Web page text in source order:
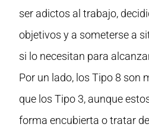
ser adictos al trabajo,
objetivos y a someterse a
si lo necesitan para
Por un lado, los Tipo 8 son
que los Tipo 3, aunque
forma encubierta o tratar